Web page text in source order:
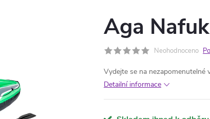
Aga
Neohodnoceno
Vydejte se na
Detailní informace